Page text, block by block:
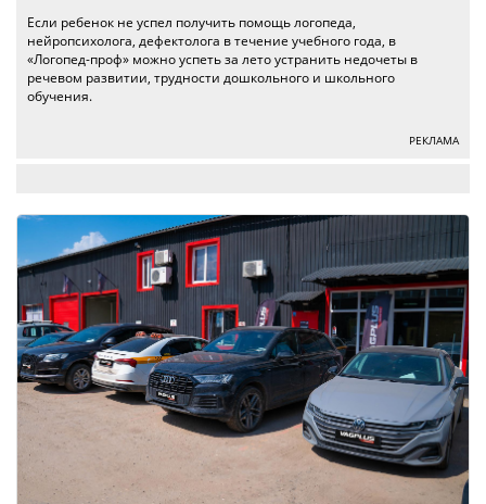
Если ребенок не успел получить помощь логопеда,
нейропсихолога, дефектолога в течение учебного года, в
«Логопед-проф» можно успеть за лето устранить недочеты в
речевом развитии, трудности дошкольного и школьного
обучения.
РЕКЛАМА